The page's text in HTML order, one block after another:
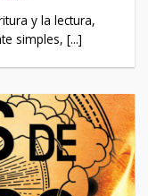
y la lectura,
simples, [...]